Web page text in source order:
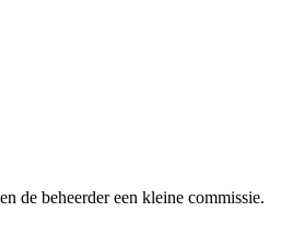
de beheerder een kleine commissie.